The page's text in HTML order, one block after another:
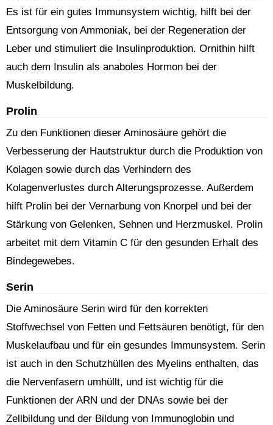
Es ist für ein gutes Immunsystem wichtig, hilft bei der
Entsorgung von Ammoniak, bei der Regeneration der
Leber und stimuliert die Insulinproduktion. Ornithin hilft
auch dem Insulin als anaboles Hormon bei der
Muskelbildung.
Prolin
Zu den Funktionen dieser Aminosäure gehört die
Verbesserung der Hautstruktur durch die Produktion von
Kolagen sowie durch das Verhindern des
Kolagenverlustes durch Alterungsprozesse. Außerdem
hilft Prolin bei der Vernarbung von Knorpel und bei der
Stärkung von Gelenken, Sehnen und Herzmuskel. Prolin
arbeitet mit dem Vitamin C für den gesunden Erhalt des
Bindegewebes.
Serin
Die Aminosäure Serin wird für den korrekten
Stoffwechsel von Fetten und Fettsäuren benötigt, für den
Muskelaufbau und für ein gesundes Immunsystem. Serin
ist auch in den Schutzhüllen des Myelins enthalten, das
die Nervenfasern umhüllt, und ist wichtig für die
Funktionen der ARN und der DNAs sowie bei der
Zellbildung und der Bildung von Immunoglobin und